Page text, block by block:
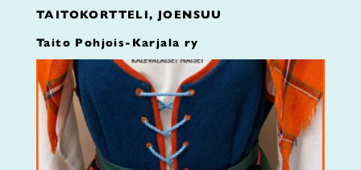
TAITOKORTTELI, JOENSUU
Taito Pohjois-Karjala ry